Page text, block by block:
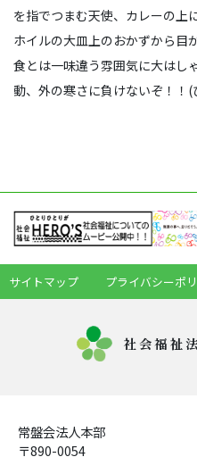
を指でつまむ天使、カレーの上
ホイルの大皿上のおかずから目
食とは一味違う雰囲気に大はし
動、外の寒さに負けないぞ！！
サイトマップ プライバシーポ
社会福祉
常盤会法人本部
〒890-0054